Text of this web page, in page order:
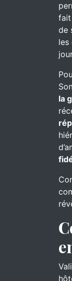
fait
de
les
la